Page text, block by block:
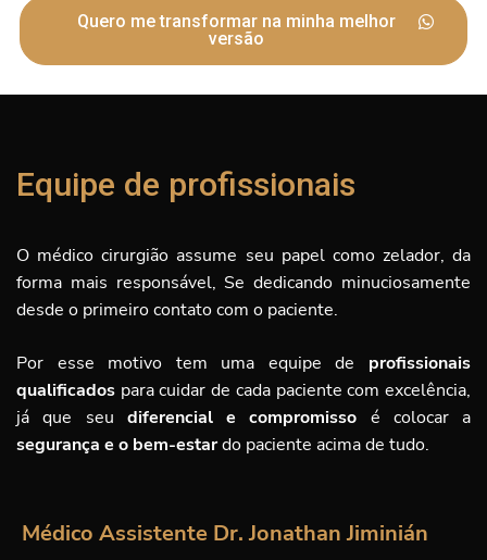
Quero me transformar na minha melhor
versão
Equipe de profissionais
O médico cirurgião assume seu papel como zelador, da
forma mais responsável, Se dedicando minuciosamente
desde o primeiro contato com o paciente.
Por esse motivo tem uma equipe de profissionais
qualificados para cuidar de cada paciente com excelência,
já que seu diferencial e compromisso é colocar a
segurança e o bem-estardo paciente acima de tudo.
Médico Assistente Dr. Jonathan Jiminián